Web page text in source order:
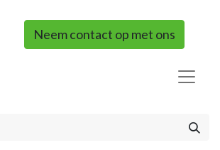
Neem contact op met ons